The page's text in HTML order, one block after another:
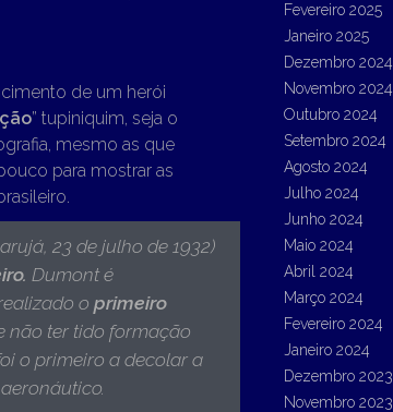
de um herói
” tupiniquim, seja o
mesmo as que
para mostrar as
23 de julho de 1932)
Dumont é
o primeiro
não ter tido formação
o primeiro a decolar a
.
Fevereiro 2025
Janeiro 2025
Dezembro 2024
Novembro 2024
Outubro 2024
Setembro 2024
Agosto 2024
Julho 2024
Junho 2024
Maio 2024
Abril 2024
Março 2024
Fevereiro 2024
Janeiro 2024
Dezembro 2023
Novembro 2023